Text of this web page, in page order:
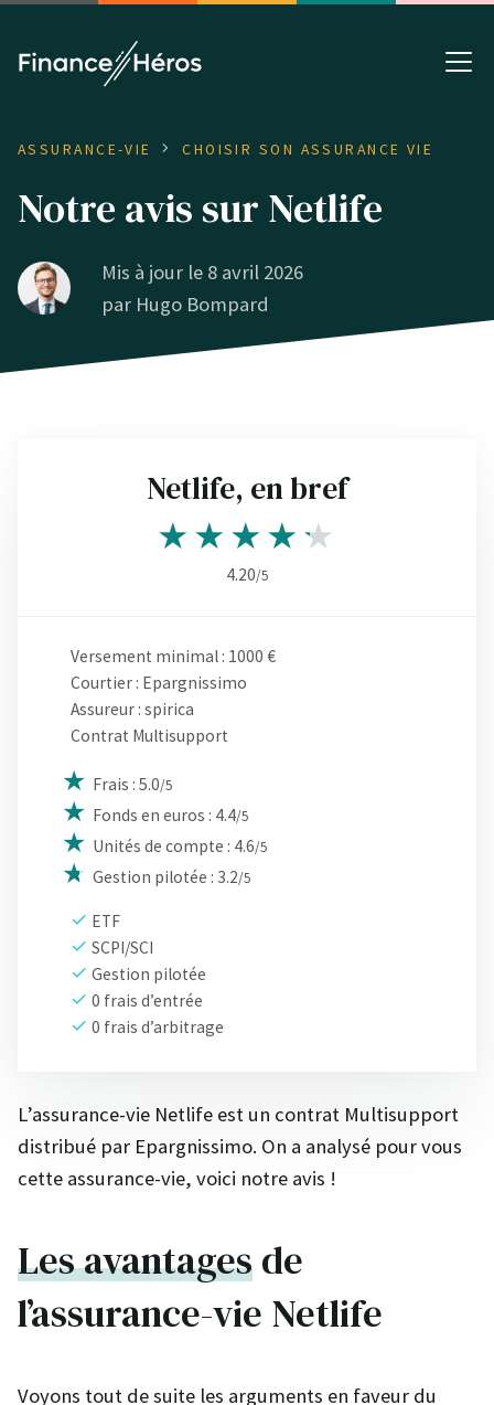
ASSURANCE-VIE CHOISIR SON ASSURANCE VIE
Notre avis sur Netlife
Mis à jour le 8 avril 2026
par Hugo Bompard
Netlife, en bref
4.20/5
Versement minimal : 1000 €
Courtier : Epargnissimo
Assureur : spirica
Contrat Multisupport
Frais : 5.0/5
Fonds en euros : 4.4/5
Unités de compte : 4.6/5
Gestion pilotée : 3.2/5
ETF
SCPI/SCI
Gestion pilotée
0 frais d’entrée
0 frais d’arbitrage
L’assurance-vie Netlife est un contrat Multisupport
distribué par Epargnissimo. On a analysé pour vous
cette assurance-vie, voici notre avis !
Les avantagesde
l’assurance-vie Netlife
Voyons tout de suite les arguments en faveur du